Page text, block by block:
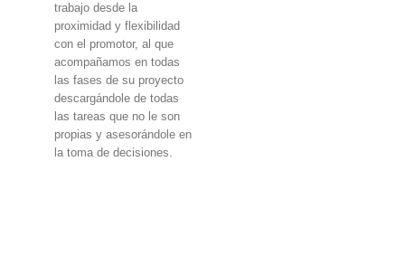
trabajo desde la
proximidad y flexibilidad
con el promotor, al que
acompañamos en todas
las fases de su proyecto
descargándole de todas
las tareas que no le son
propias y asesorándole en
la toma de decisiones.